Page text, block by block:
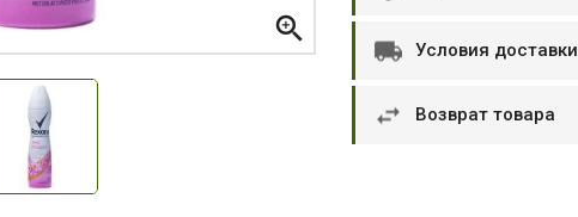
Ольга Кузяева
Лежу в больнице, сделала заказ, все
привезли раньше назначенного
времени. Курьер Анвар, спасибо ему!
Тимур B.Д.
Оформляют заказ и доставляют

Условия доставки
Возврат товара